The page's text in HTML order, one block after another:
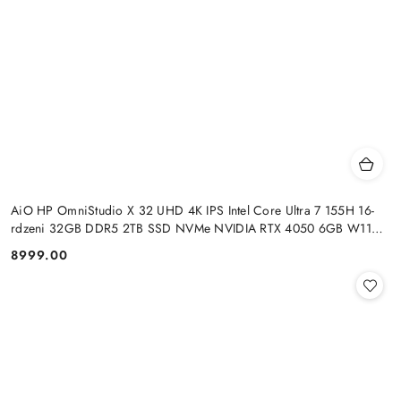
AiO HP OmniStudio X 32 UHD 4K IPS Intel Core Ultra 7 155H 16-
rdzeni 32GB DDR5 2TB SSD NVMe NVIDIA RTX 4050 6GB W11
Cena:
8999.00